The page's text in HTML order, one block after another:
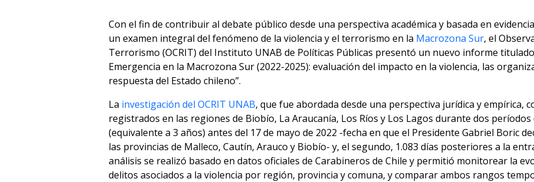
Con el fin de contribuir al debate público desde una perspectiva académica y basada en
un examen integral del fenómeno de la violencia y el terrorismo en la Macrozona Sur, el
Terrorismo (OCRIT) del Instituto UNAB de Políticas Públicas presentó un nuevo informe
Emergencia en la Macrozona Sur (2022-2025): evaluación del impacto en la violencia, las
respuesta del Estado chileno”.
La investigación del OCRIT UNAB, que fue abordada desde una perspectiva jurídica y empírica,
registrados en las regiones de Biobío, La Araucanía, Los Ríos y Los Lagos durante dos
(equivalente a 3 años) antes del 17 de mayo de 2022 -fecha en que el Presidente Gabriel Boric
las provincias de Malleco, Cautín, Arauco y Biobío- y, el segundo, 1.083 días posteriores a la
análisis se realizó basado en datos oficiales de Carabineros de Chile y permitió monitorear la
delitos asociados a la violencia por región, provincia y comuna, y comparar ambos rangos